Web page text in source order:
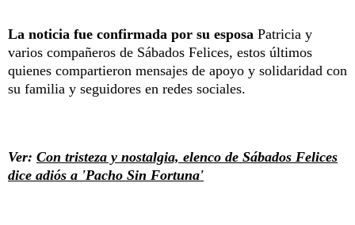
La noticia fue confirmada por su esposa Patricia y
varios compañeros de Sábados Felices, estos últimos
quienes compartieron mensajes de apoyo y solidaridad con
su familia y seguidores en redes sociales.
Ver: Con tristeza y nostalgia, elenco de Sábados Felices
dice adiós a 'Pacho Sin Fortuna'